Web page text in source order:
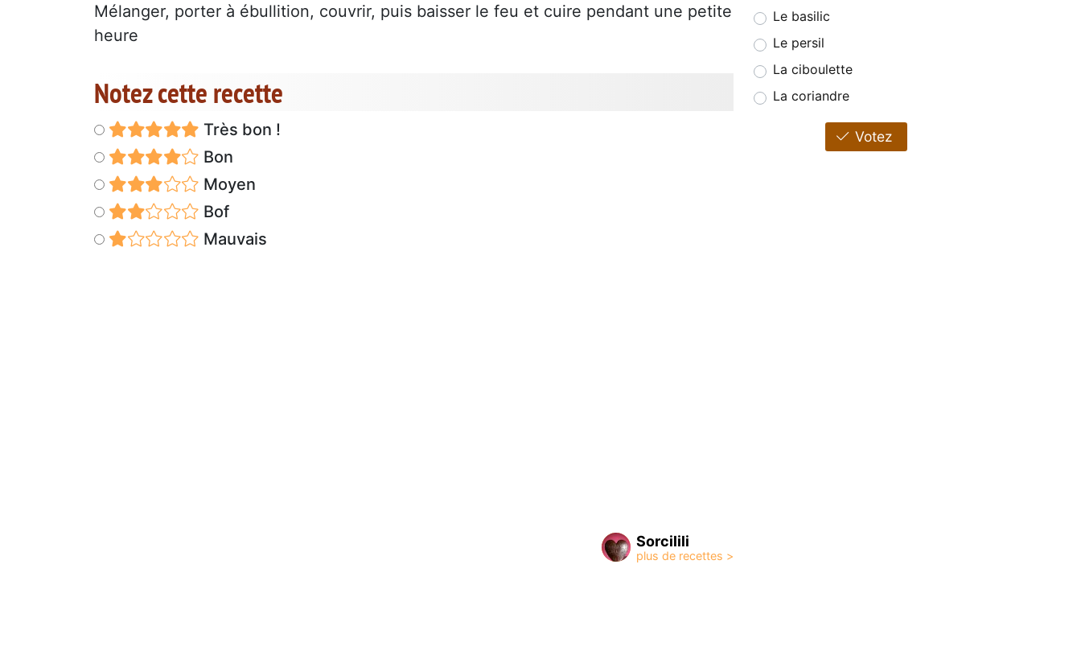
Mélanger, porter à ébullition, couvrir, puis baisser le feu et cuire pendant une petite
heure
Notez cette recette
Très bon !
Bon
Moyen
Bof
Mauvais
Sorcilili
Le basilic
Le persil
La ciboulette
La coriandre
Votez